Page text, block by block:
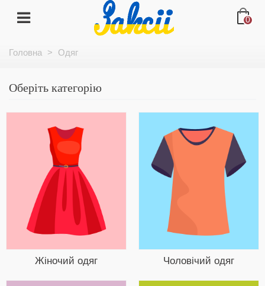
0
Головна > Одяг
Оберіть категорію
Жіночий одяг Чоловічий одяг